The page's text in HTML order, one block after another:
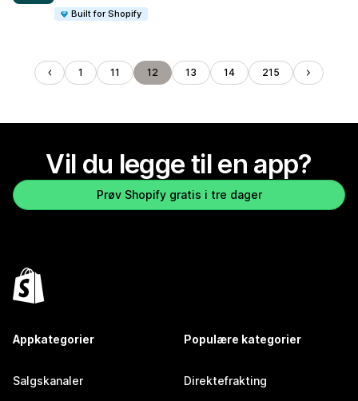
Built for Shopify
1 11 12 13 14 215
Vil du legge til en app?
Prøv Shopify gratis i tre dager
Appkategorier
Salgskanaler
Populære kategorier
Direktefrakting